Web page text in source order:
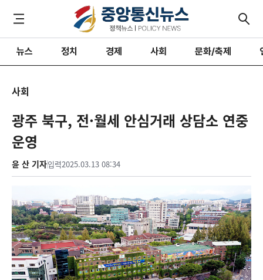
뉴스 정치 경제 사회 문화/축제
사회
광주 북구, 전·월세 안심거래 상담소 연중
운영
윤 산 기자입력2025.03.13 08:34